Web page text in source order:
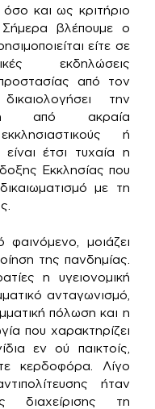
όσο και ως κριτήριο
βλέπουμε ο
είτε σε
εκδηλώσεις
από τον
την
από ακραία
ή
έτσι τυχαία η
Εκκλησίας που
με τη
φαινόμενο, μοιάζει
της πανδημίας.
η υγειονομική
ανταγωνισμό,
πόλωση και η
που χαρακτηρίζει
εν ού παικτοίς,
κερδοφόρα. Λίγο
ήταν
τη